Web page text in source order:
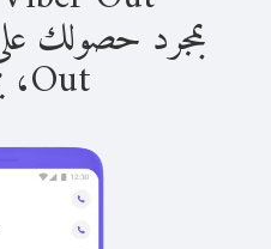
Out، يمكنك: